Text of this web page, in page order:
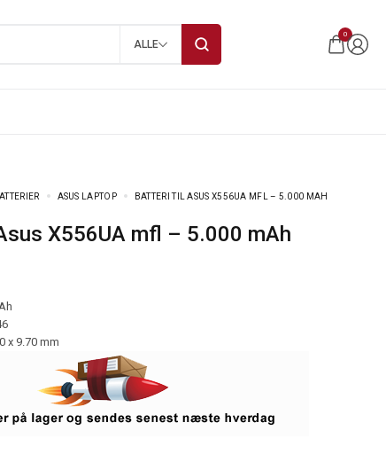
ALLE
0
ASUS LAPTOP BATTERI TIL ASUS X556UA MFL – 5.000 MAH
X556UA mfl – 5.000 mAh
x 9.70 mm